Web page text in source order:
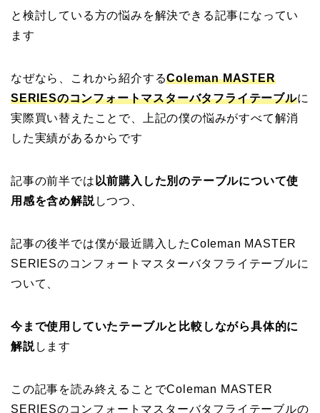
と検討している方の悩みを解決できる記事になってい
ます
なぜなら、これから紹介するColeman MASTER
SERIESのコンフォートマスターバタフライテーブルに
実際買い替えたことで、上記の僕の悩みがすべて解消
した実績があるからです
記事の前半では 以前購入した別のテーブルについて使
用感を含め解説しつつ、
記事の後半では僕が最近購入したColeman MASTER
SERIESのコンフォートマスターバタフライテーブルに
ついて、
今まで使用していたテーブルと比較しながら具体的に
解説します
この記事を読み終えることでColeman MASTER
SERIESのコンフォートマスターバタフライテーブルの